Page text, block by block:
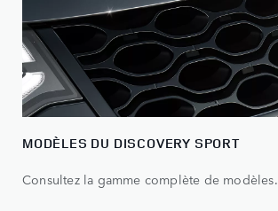
MODÈLES DU DISCOVERY SPORT
Consultez la gamme complète de modèles.